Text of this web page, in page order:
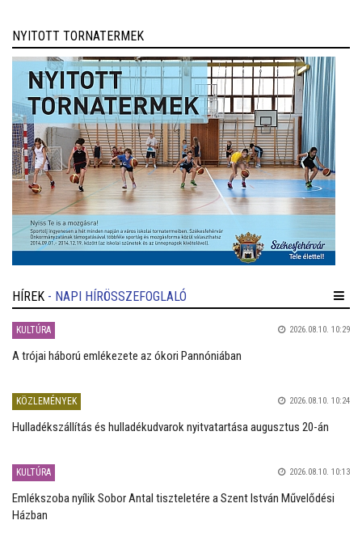
NYITOTT TORNATERMEK
HÍREK - NAPI HÍRÖSSZEFOGLALÓ
KULTÚRA 2026.08.10. 10:29
A trójai háború emlékezete az ókori Pannóniában
KÖZLEMÉNYEK 2026.08.10. 10:24
Hulladékszállítás és hulladékudvarok nyitvatartása augusztus 20-án
KULTÚRA 2026.08.10. 10:13
Emlékszoba nyílik Sobor Antal tiszteletére a Szent István Művelődési
Házban